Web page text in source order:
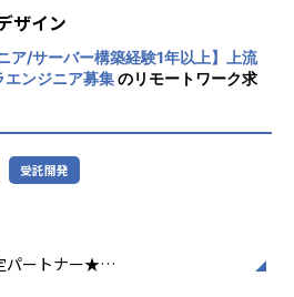
は見捨てません。
。
が、オープンで活躍できるかの
整った環境」よりも「打席の多
価値を本気で高めたいと考えて
緒に追いかけませんか。
work fun！」をモットーに、
に関わる人たちの働き方を変えて
力を向上させることを使命とし
で社会に貢献します。​
SHIFTグループ入り！安定基盤
: ログ解析やアラート対応の自
（定型作業）のAIによる自律的
用プロセスに組み込む試み
み始めています。
シスタント｜Musubi
える化”クラウド｜Musubi Insi
絡帳｜Pocket Musubi
管理・発注システム｜Musubi A
ザイン
ア/サーバー構築経験1年以上】上流
エンジニア募集のリモートワーク求
受託開発
パートナー★